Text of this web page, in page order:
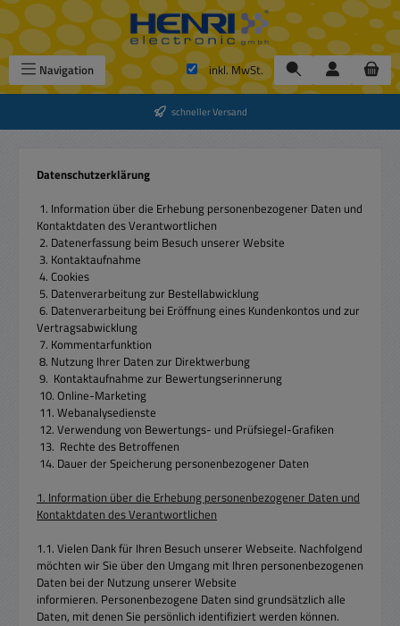
Zum Hauptinhalt springen
Navigation inkl. MwSt.
schneller Versand
Datenschutzerklärung
1. Information über die Erhebung personenbezogener Daten und
Kontaktdaten des Verantwortlichen
2. Datenerfassung beim Besuch unserer Website
3. Kontaktaufnahme
4. Cookies
5. Datenverarbeitung zur Bestellabwicklung
6. Datenverarbeitung bei Eröffnung eines Kundenkontos und zur
Vertragsabwicklung
7. Kommentarfunktion
8. Nutzung Ihrer Daten zur Direktwerbung
9. Kontaktaufnahme zur Bewertungserinnerung
10. Online-Marketing
11. Webanalysedienste
12. Verwendung von Bewertungs- und Prüfsiegel-Grafiken
13. Rechte des Betroffenen
14. Dauer der Speicherung personenbezogener Daten
1. Information über die Erhebung personenbezogener Daten und
Kontaktdaten des Verantwortlichen
1.1. Vielen Dank für Ihren Besuch unserer Webseite. Nachfolgend
möchten wir Sie über den Umgang mit Ihren personenbezogenen
Daten bei der Nutzung unserer Website
informieren. Personenbezogene Daten sind grundsätzlich alle
Daten, mit denen Sie persönlich identifiziert werden können.